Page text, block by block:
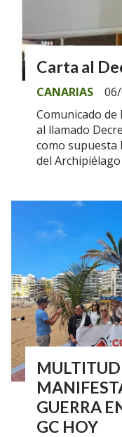
Carta al
CANARIAS
Comunicado
al llamado
como
del
GUERRA
GC HOY